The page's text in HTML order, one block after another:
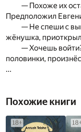
— Похоже их
Предположил
— Не спеши с
жёнушка,
— Хочешь
половинки,
...
Похожие книги